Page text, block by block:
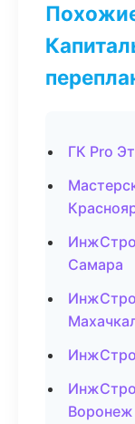
ГК Pro
Самара
Воронеж